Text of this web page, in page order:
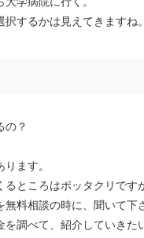
するかは見えてきますね。
の？
ます。
ところはボッタクリです
料相談の時に、聞いて下
調べて、紹介していきた